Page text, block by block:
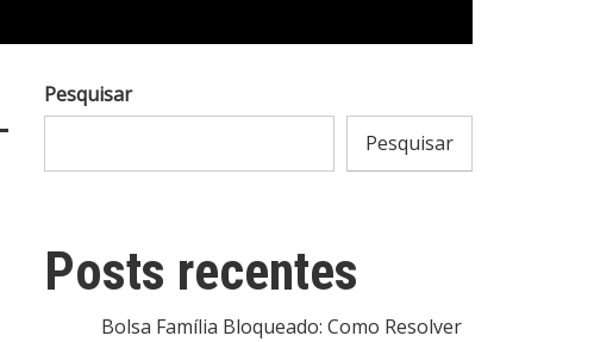
Pesquisar
Pesquisar
Posts recentes
Bolsa Família Bloqueado: Como Resolver